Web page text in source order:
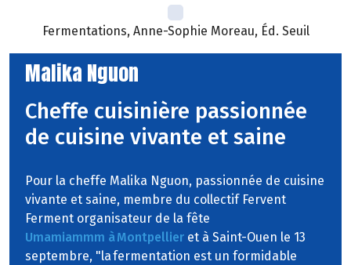
Fermentations, Anne-Sophie Moreau, Éd. Seuil
Malika Nguon
Cheffe cuisinière passionnée
de cuisine vivante et saine
Pour la cheffe Malika Nguon, passionnée de cuisine
vivante et saine, membre du collectif Fervent
Ferment organisateur de la fête
Umamiammm à Montpellier et à Saint-Ouen le 13
septembre, "la fermentation est un formidable